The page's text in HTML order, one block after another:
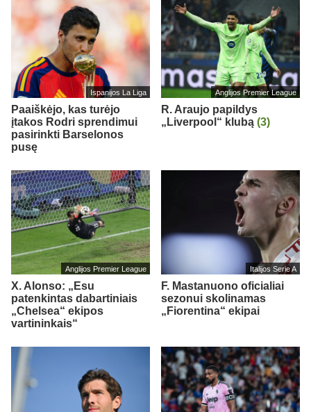
Ispanijos La Liga
Paaiškėjo, kas turėjo
įtakos Rodri sprendimui
pasirinkti Barselonos
pusę
Anglijos Premier League
R. Araujo papildys
„Liverpool“ klubą (3)
Anglijos Premier League
X. Alonso: „Esu
patenkintas dabartiniais
„Chelsea“ ekipos
vartininkais“
Italijos Serie A
F. Mastanuono oficialiai
sezonui skolinamas
„Fiorentina“ ekipai